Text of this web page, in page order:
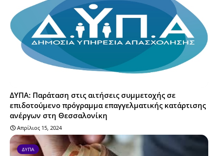
ΔΥΠΑ: Παράταση στις αιτήσεις συμμετοχής σε
επιδοτούμενο πρόγραμμα επαγγελματικής κατάρτισης
ανέργων στη Θεσσαλονίκη
Απρίλιος 15, 2024
ΔΥΠΑ